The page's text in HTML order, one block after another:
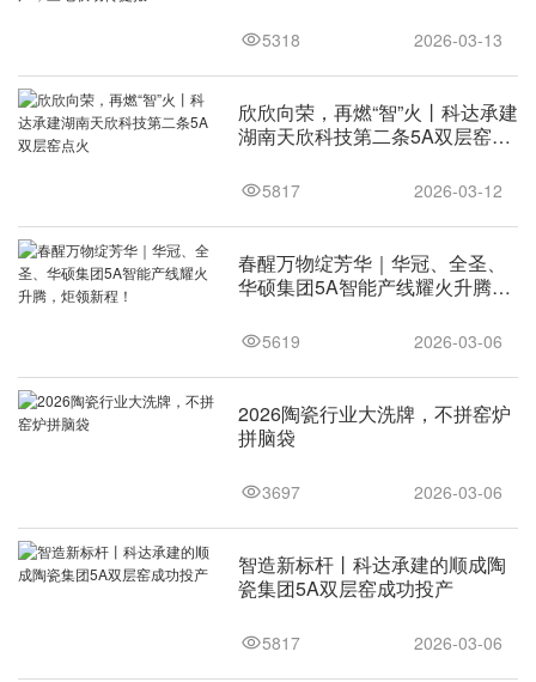
2026-03-13
5318
欣欣向荣，再燃“智”火丨科达承建
湖南天欣科技第二条5A双层窑点
2026-03-12
5817
春醒万物绽芳华｜华冠、全圣、
华硕集团5A智能产线耀火升腾，
2026-03-06
5619
2026陶瓷行业大洗牌，不拼窑炉
拼脑袋
2026-03-06
3697
智造新标杆丨科达承建的顺成陶
瓷集团5A双层窑成功投产
2026-03-06
5817